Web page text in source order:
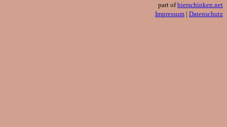
part ofbierschinken.net
Impressum | Datenschutz